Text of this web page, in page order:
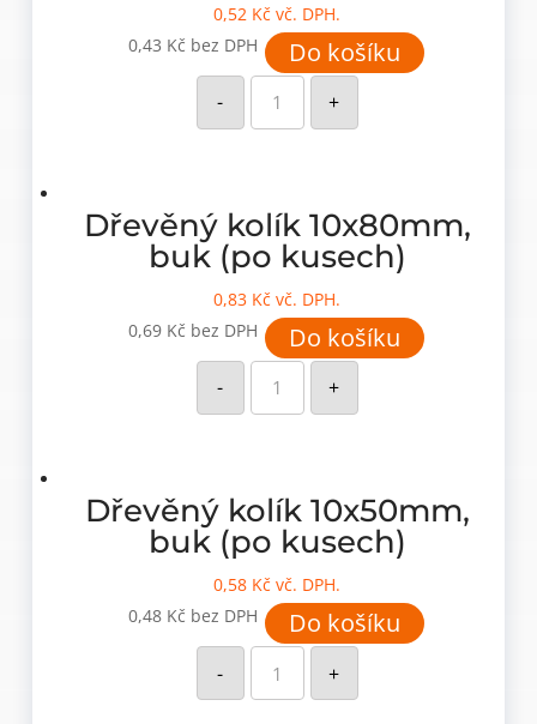
0,52 Kč vč. DPH.
0,43 Kč bez DPH Do košíku
-
Dřevěný
kolík
8x60mm,
buk
+
Dřevěný kolík 10x80mm,
buk (po kusech)
0,83 Kč vč. DPH.
0,69 Kč bez DPH Do košíku
-
Dřevěný
kolík
10x80mm,
buk
+
Dřevěný kolík 10x50mm,
buk (po kusech)
0,58 Kč vč. DPH.
0,48 Kč bez DPH Do košíku
-
Dřevěný
kolík
10x50mm,
buk
+